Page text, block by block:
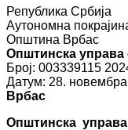
Република Србија
Аутономна
Општина Врбас
Општинска
Број: 003339115
Датум: 28.
Врбас
Општинска